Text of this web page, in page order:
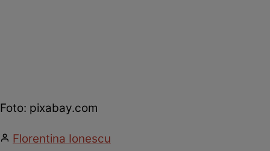
Foto: pixabay.com
Florentina Ionescu